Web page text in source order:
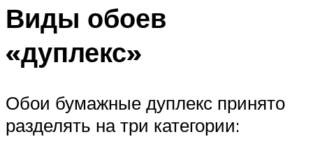
Виды обоев
«дуплекс»
Обои бумажные дуплекс принято
разделять на три категории: